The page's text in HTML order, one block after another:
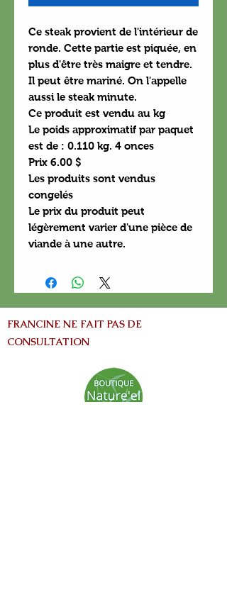
Ce steak provient de l'intérieur de
ronde. Cette partie est piquée, en
plus d'être très maigre et tendre.
Il peut être mariné. On l'appelle
aussi le steak minute.
Ce produit est vendu au kg
Le poids approximatif par paquet
est de : 0.110 kg. 4 onces
Prix 6.00 $
Les produits sont vendus
congelés
Le prix du produit peut
légèrement varier d'une pièce de
viande à une autre.
FRANCINE NE FAIT PAS DE
CONSULTATION